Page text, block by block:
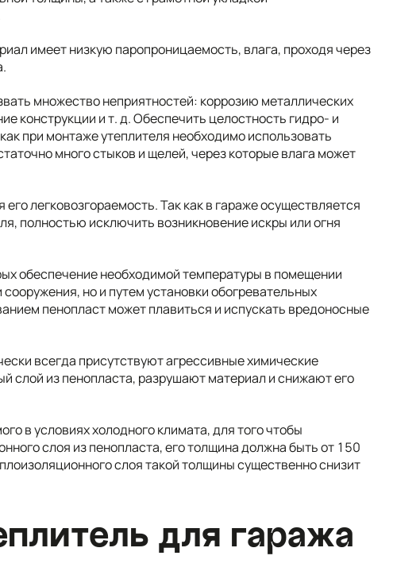
имеет низкую паропроницаемость, влага, проходя через
множество неприятностей: коррозию металлических
конструкции и т. д. Обеспечить целостность гидро- и
при монтаже утеплителя необходимо использовать
много стыков и щелей, через которые влага может
легковозгораемость. Так как в гараже осуществляется
полностью исключить возникновение искры или огня
обеспечение необходимой температуры в помещении
но и путем установки обогревательных
пенопласт может плавиться и испускать вредоносные
всегда присутствуют агрессивные химические
слой из пенопласта, разрушают материал и снижают его
в условиях холодного климата, для того чтобы
слоя из пенопласта, его толщина должна быть от 150
слоя такой толщины существенно снизит
для гаража